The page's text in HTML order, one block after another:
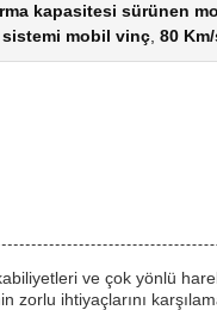
kapasitesi sürünen
sistemi mobil vinç 80
ve çok yönlü
zorlu ihtiyaçlarını